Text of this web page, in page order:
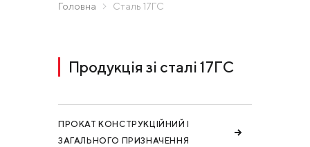
Головна Сталь 17ГС
Продукція зі сталі 17ГС
ПРОКАТ КОНСТРУКЦІЙНИЙ І
ЗАГАЛЬНОГО ПРИЗНАЧЕННЯ